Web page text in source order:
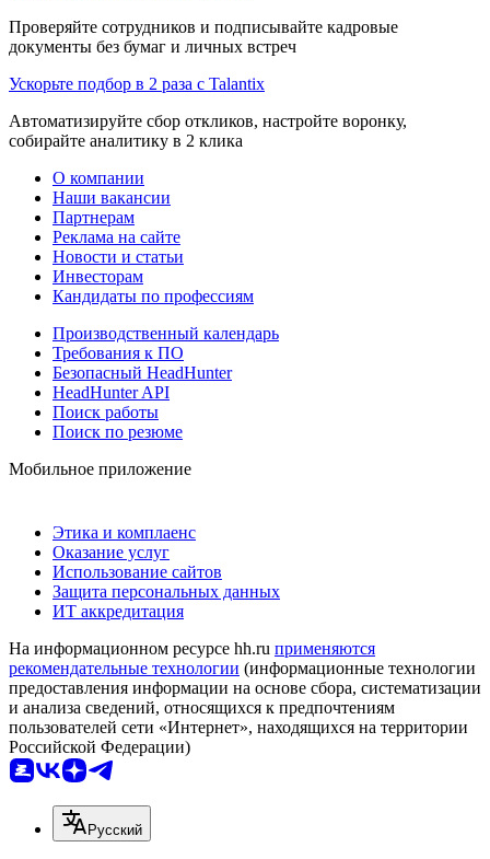
Проверяйте сотрудников и подписывайте кадровые
документы без бумаг и личных встреч
Ускорьте подбор в 2 раза с Talantix
Автоматизируйте сбор откликов, настройте воронку,
собирайте аналитику в 2 клика
О компании
Наши вакансии
Партнерам
Реклама на сайте
Новости и статьи
Инвесторам
Кандидаты по профессиям
Производственный календарь
Требования к ПО
Безопасный HeadHunter
HeadHunter API
Поиск работы
Поиск по резюме
Мобильное приложение
Этика и комплаенс
Оказание услуг
Использование сайтов
Защита персональных данных
ИТ аккредитация
На информационном ресурсе hh.ru применяются
рекомендательные технологии (информационные технологии
предоставления информации на основе сбора, систематизации
и анализа сведений, относящихся к предпочтениям
пользователей сети «Интернет», находящихся на территории
Российской Федерации)
Русский